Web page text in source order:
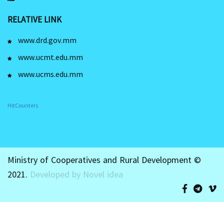
RELATIVE LINK
www.drd.gov.mm
www.ucmt.edu.mm
www.ucms.edu.mm
HitCounters
Ministry of Cooperatives and Rural Development ©
2021. Developed by Novel idea